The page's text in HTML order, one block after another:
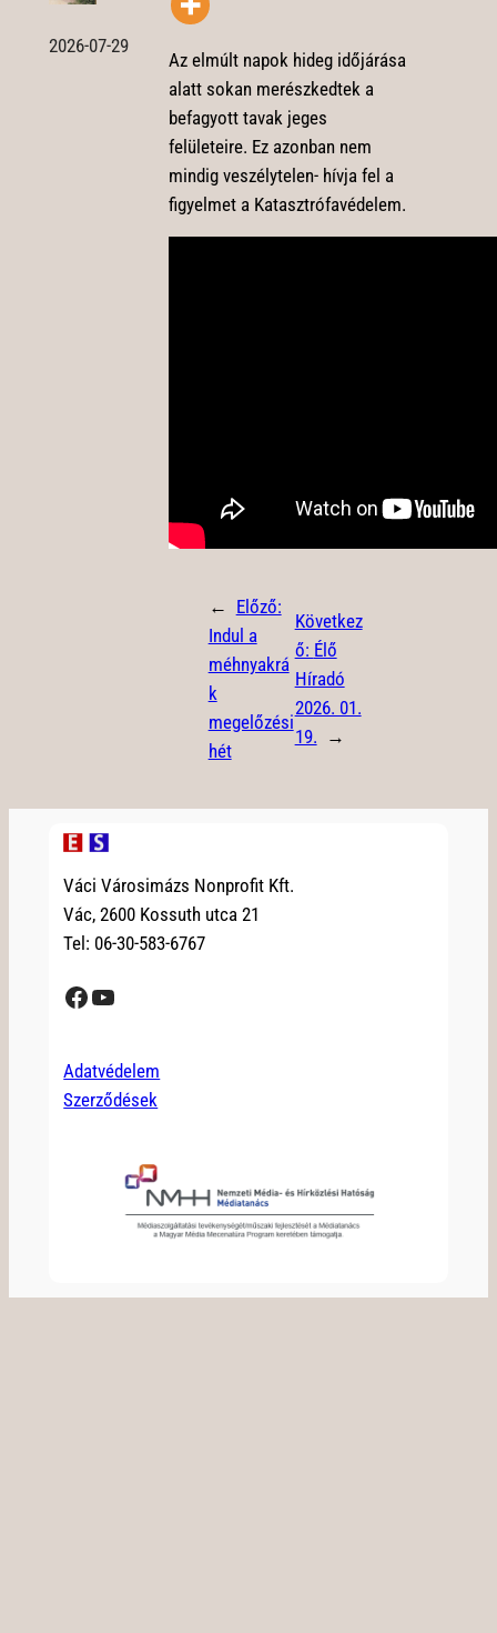
2026-07-29
Az elmúlt napok hideg időjárása
alatt sokan merészkedtek a
befagyott tavak jeges
felületeire. Ez azonban nem
mindig veszélytelen- hívja fel a
figyelmet a Katasztrófavédelem.
← Előző:
Indul a
méhnyakrá
k
megelőzési
hét
Következ
ő: Élő
Híradó
2026. 01.
19. →
Váci Városimázs Nonprofit Kft.
Vác, 2600 Kossuth utca 21
Tel: 06-30-583-6767
Facebook YouTube
Adatvédelem
Szerződések